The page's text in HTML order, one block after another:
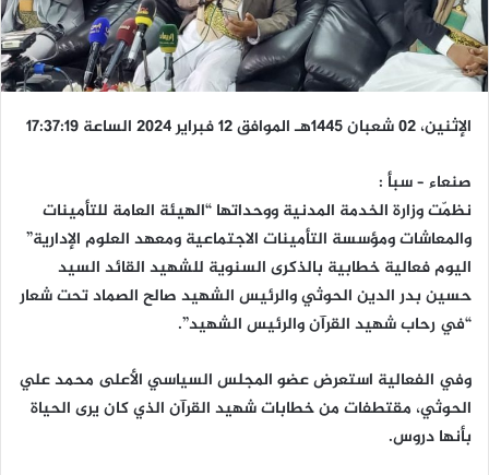
الإثنين، 02 شعبان 1445هـ الموافق 12 فبراير 2024 الساعة 17:37:19
صنعاء – سبأ :
نظمّت وزارة الخدمة المدنية ووحداتها “الهيئة العامة للتأمينات
والمعاشات ومؤسسة التأمينات الاجتماعية ومعهد العلوم الإدارية”
اليوم فعالية خطابية بالذكرى السنوية للشهيد القائد السيد
حسين بدر الدين الحوثي والرئيس الشهيد صالح الصماد تحت شعار
“في رحاب شهيد القرآن والرئيس الشهيد”.
وفي الفعالية استعرض عضو المجلس السياسي الأعلى محمد علي
الحوثي، مقتطفات من خطابات شهيد القرآن الذي كان يرى الحياة
بأنها دروس.